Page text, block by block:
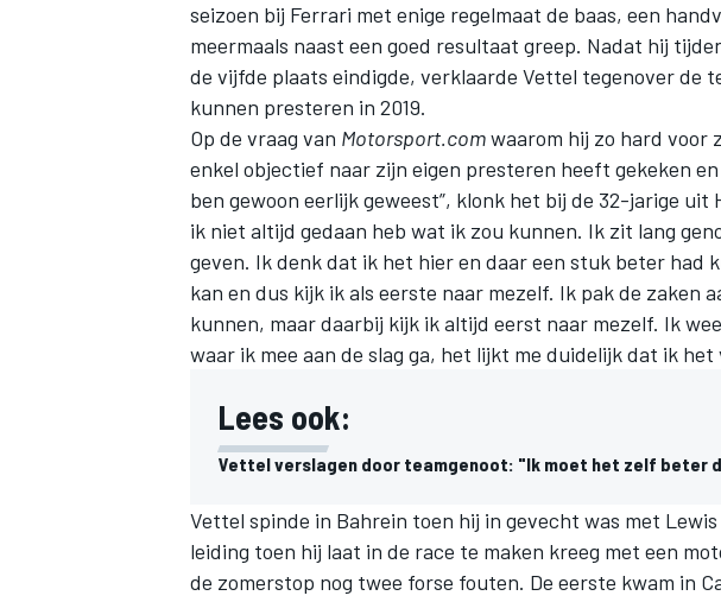
DTM
seizoen bij Ferrari met enige regelmaat de baas, een
meermaals naast een goed resultaat greep. Nadat hij
de vijfde plaats eindigde, verklaarde Vettel tegenover de
kunnen presteren in 2019.
Op de vraag van Motorsport.comwaarom hij zo hard voor
enkel objectief naar zijn eigen presteren heeft gekeken
ben gewoon eerlijk geweest”, klonk het bij de 32-jarige uit
ik niet altijd gedaan heb wat ik zou kunnen. Ik zit lang
geven. Ik denk dat ik het hier en daar een stuk beter had
kan en dus kijk ik als eerste naar mezelf. Ik pak de zaken
kunnen, maar daarbij kijk ik altijd eerst naar mezelf. Ik
waar ik mee aan de slag ga, het lijkt me duidelijk dat ik
Lees ook:
Vettel verslagen door teamgenoot: "Ik moet het zelf beter
Vettel spinde in Bahrein toen hij in gevecht was met
leiding toen hij laat in de race te maken kreeg met een
de zomerstop nog twee forse fouten. De eerste kwam in